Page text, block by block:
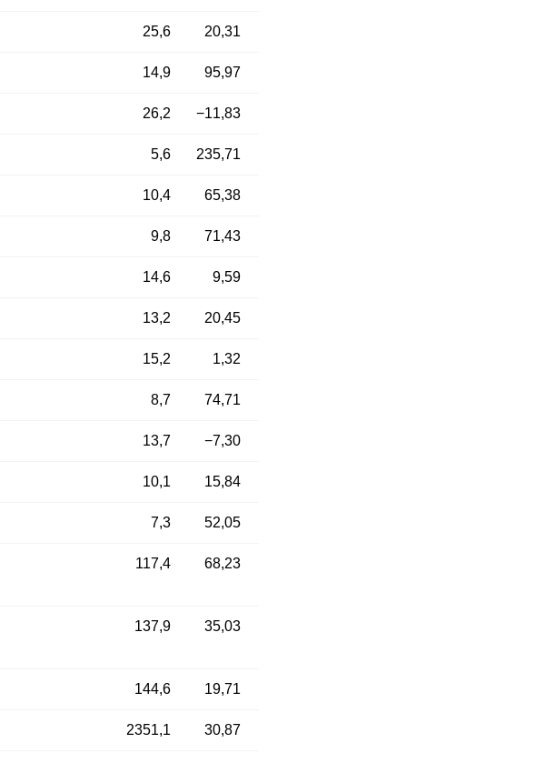
25,6 20,31
14,9 95,97
26,2 −11,83
5,6 235,71
10,4 65,38
9,8 71,43
14,6 9,59
13,2 20,45
15,2 1,32
8,7 74,71
13,7 −7,30
10,1 15,84
7,3 52,05
117,4 68,23
137,9 35,03
144,6 19,71
2351,1 30,87